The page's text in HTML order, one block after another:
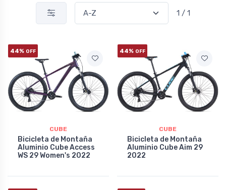
1 / 1
44% OFF
CUBE
Bicicleta de Montaña
Aluminio Cube Access
WS 29 Women's 2022
44% OFF
CUBE
Bicicleta de Montaña
Aluminio Cube Aim 29
2022